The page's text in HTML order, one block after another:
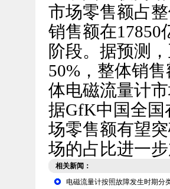
市场零售额占
销售额在17850
阶段。据预测
50%，整体销
体电磁流量计
据GfK中国全国
场零售额有望
场的占比进一
相关新闻：
电磁流量计按照故障发生时期分